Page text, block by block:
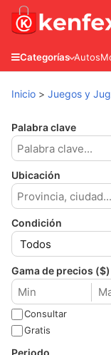
Categorías Autos
Inicio > Juegos y
Palabra clave
Ubicación
Condición
Gama de precios ($)
Consultar
Gratis
Periodo